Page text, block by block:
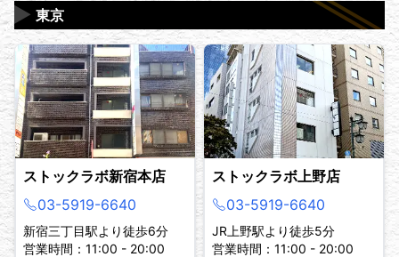
東京
▶
ストックラボ新宿本店
03-5919-6640
新宿三丁目駅より徒歩6分
営業時間：11:00 - 20:00
ストックラボ上野店
03-5919-6640
JR上野駅より徒歩5分
営業時間：11:00 - 20:00